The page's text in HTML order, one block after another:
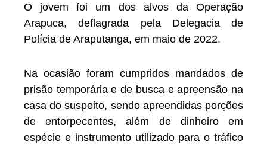
O jovem foi um dos alvos da Operação
Arapuca, deflagrada pela Delegacia de
Polícia de Araputanga, em maio de 2022.
Na ocasião foram cumpridos mandados de
prisão temporária e de busca e apreensão na
casa do suspeito, sendo apreendidas porções
de entorpecentes, além de dinheiro em
espécie e instrumento utilizado para o tráfico